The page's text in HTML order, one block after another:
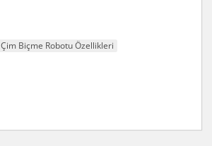
Çim Biçme Robotu Özellikleri